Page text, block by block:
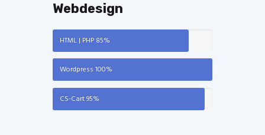
Webdesign
HTML | PHP 85%
Wordpress 100%
CS-Cart95%